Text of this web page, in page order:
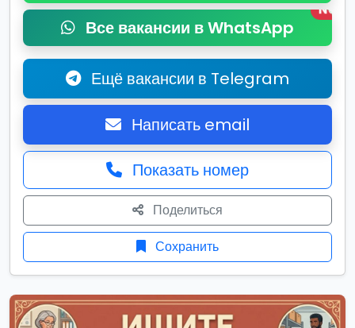
Все вакансии в WhatsApp
New
Ещё вакансии в Telegram
Написать email
Показать номер
Поделиться
Сохранить